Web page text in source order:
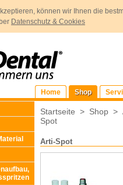
können wir Ihnen die
Datenschutz & Cookies
Home Shop
Startseite > Shop >
Spot
Arti-Spot